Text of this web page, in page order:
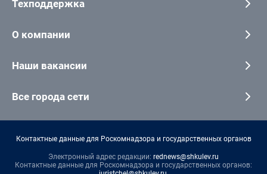
Техподдержка
О компании
Наши вакансии
Все города сети
Контактные данные для Роскомнадзора и государственных органов
Электронный адрес редакции: rednews@shkulev.ru
Контактные данные для Роскомнадзора и государственных органов: